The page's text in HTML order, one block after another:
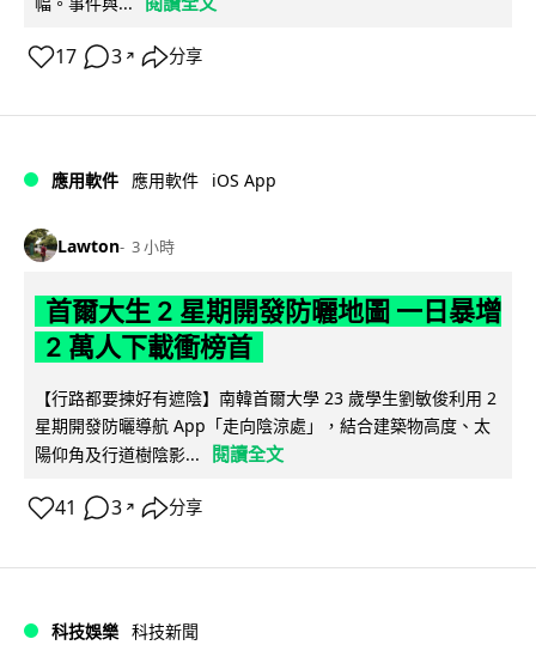
17 3 ↗ 分享
應用軟件 應用軟件 iOS App
Lawton 3 小時
首爾大生 2 星期開發防曬地圖 一日暴增
2 萬人下載衝榜首
【行路都要揀好有遮陰】南韓首爾大學 23 歲學生劉敏俊利用 2
星期開發防曬導航 App「走向陰涼處」，結合建築物高度、太
陽仰角及行道樹陰影...
閱讀全文
41 3 ↗ 分享
科技娛樂 科技新聞